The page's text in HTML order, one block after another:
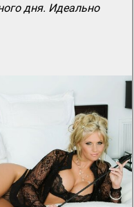
дня. Идеально